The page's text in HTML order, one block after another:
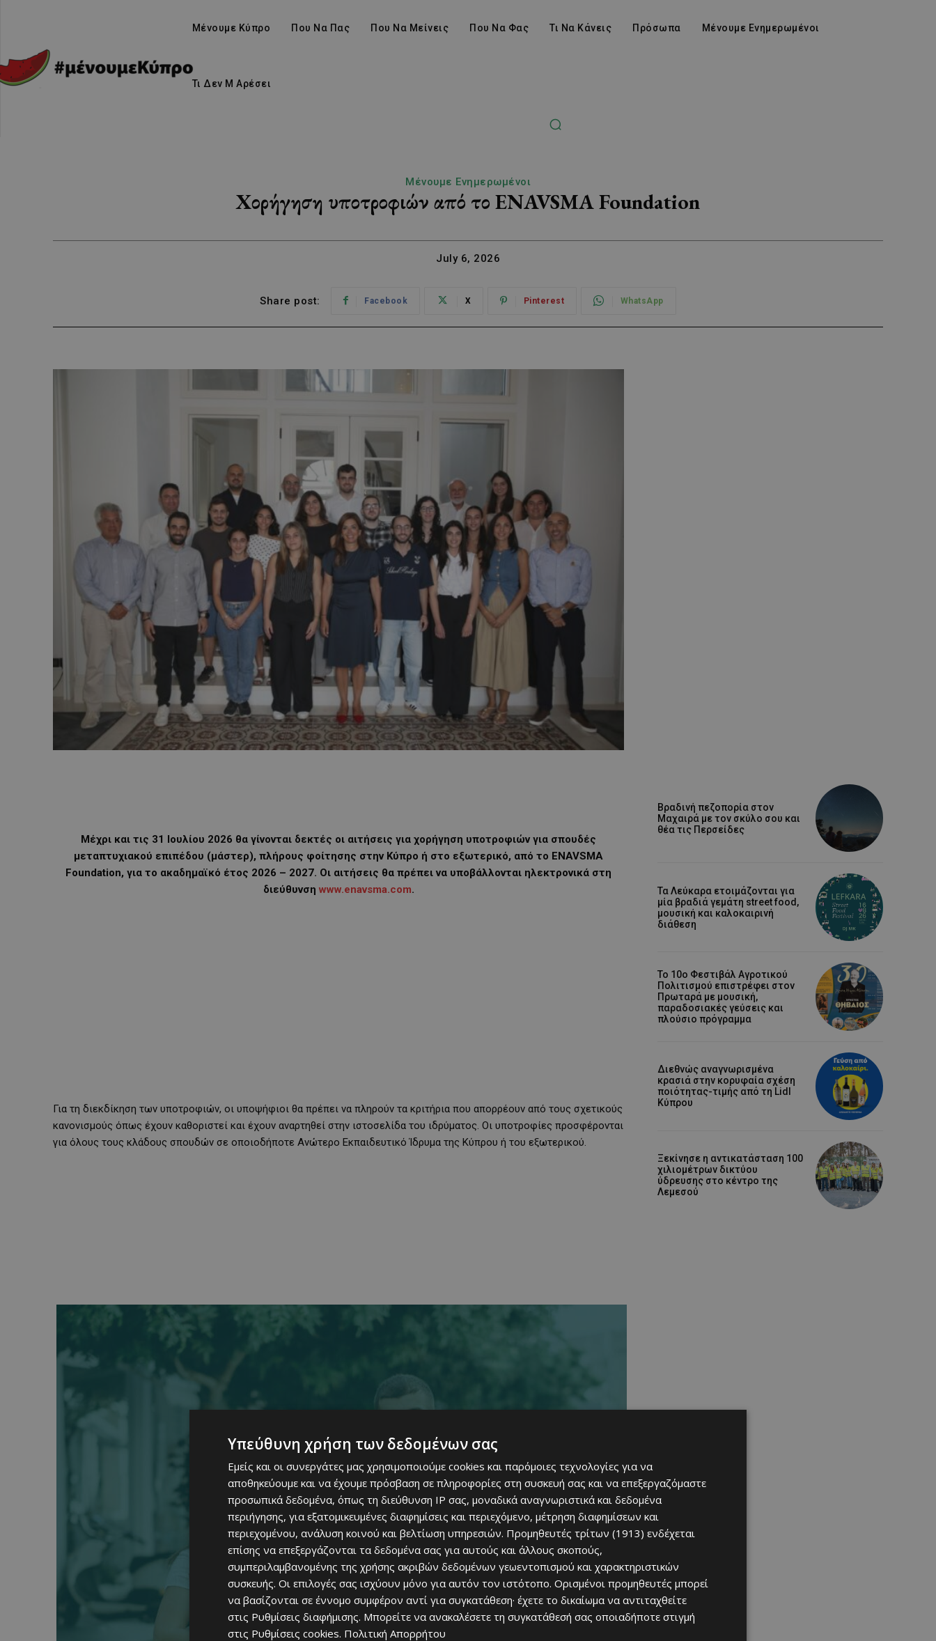
Μένουμε Κύπρο Που Να Πας Που Να Μείνεις Που Να Φας Τι Να Κάνεις Πρόσωπα Μένουμε Ενημερωμένοι
Τι Δεν Μ Αρέσει
Μένουμε Ενημερωμένοι
Χορήγηση υποτροφιών από το ENAVSMA Foundation
July 6, 2026
Share post: Facebook X Pinterest WhatsApp
Μέχρι και τις 31 Ιουλίου 2026 θα γίνονται δεκτές οι αιτήσεις για χορήγηση υποτροφιών για σπουδές
μεταπτυχιακού επιπέδου (μάστερ), πλήρους φοίτησης στην Κύπρο ή στο εξωτερικό, από το ENAVSMA
Foundation, για το ακαδημαϊκό έτος 2026 – 2027. Οι αιτήσεις θα πρέπει να υποβάλλονται ηλεκτρονικά στη
διεύθυνση www.enavsma.com.
Για τη διεκδίκηση των υποτροφιών, οι υποψήφιοι θα πρέπει να πληρούν τα κριτήρια που απορρέουν από τους σχετικούς
κανονισμούς όπως έχουν καθοριστεί και έχουν αναρτηθεί στην ιστοσελίδα του ιδρύματος. Οι υποτροφίες προσφέρονται
για όλους τους κλάδους σπουδών σε οποιοδήποτε Ανώτερο Εκπαιδευτικό Ίδρυμα της Κύπρου ή του εξωτερικού.
Βραδινή πεζοπορία στον
Μαχαιρά με τον σκύλο σου και
θέα τις Περσείδες
Τα Λεύκαρα ετοιμάζονται για
μία βραδιά γεμάτη street food,
μουσική και καλοκαιρινή
διάθεση
Το 10ο Φεστιβάλ Αγροτικού
Πολιτισμού επιστρέφει στον
Πρωταρά με μουσική,
παραδοσιακές γεύσεις και
πλούσιο πρόγραμμα
Διεθνώς αναγνωρισμένα
κρασιά στην κορυφαία σχέση
ποιότητας-τιμής από τη Lidl
Κύπρου
Ξεκίνησε η αντικατάσταση 100
χιλιομέτρων δικτύου
ύδρευσης στο κέντρο της
Λεμεσού
Υπεύθυνη χρήση των δεδομένων σας
Εμείς και οι συνεργάτες μας χρησιμοποιούμε cookies και παρόμοιες τεχνολογίες για να
αποθηκεύουμε και να έχουμε πρόσβαση σε πληροφορίες στη συσκευή σας και να επεξεργαζόμαστε
προσωπικά δεδομένα, όπως τη διεύθυνση IP σας, μοναδικά αναγνωριστικά και δεδομένα
περιήγησης, για εξατομικευμένες διαφημίσεις και περιεχόμενο, μέτρηση διαφημίσεων και
περιεχομένου, ανάλυση κοινού και βελτίωση υπηρεσιών. Προμηθευτές τρίτων (1913) ενδέχεται
επίσης να επεξεργάζονται τα δεδομένα σας για αυτούς και άλλους σκοπούς,
συμπεριλαμβανομένης της χρήσης ακριβών δεδομένων γεωεντοπισμού και χαρακτηριστικών
συσκευής. Οι επιλογές σας ισχύουν μόνο για αυτόν τον ιστότοπο. Ορισμένοι προμηθευτές μπορεί
να βασίζονται σε έννομο συμφέρον αντί για συγκατάθεση· έχετε το δικαίωμα να αντιταχθείτε
στις Ρυθμίσεις διαφήμισης. Μπορείτε να ανακαλέσετε τη συγκατάθεσή σας οποιαδήποτε στιγμή
στις Ρυθμίσεις cookies. Πολιτική Απορρήτου